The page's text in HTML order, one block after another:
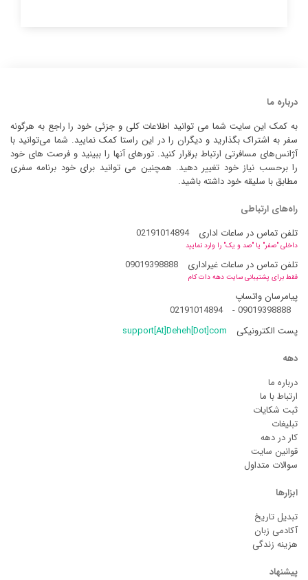
درباره ما
به کمک این سایت شما می توانید اطلاعات کلی و جزئی خود را راجع به هرگونه
سفر به اشتراک بگذارید و دیگران را در این راستا کمک نمایید. شما می‌توانید با
آژانس‌های مسافرتی ارتباط برقرار کنید. تورهای آنها را ببینید و فرصت های خود
را برحسب نیاز خود تغییر دهید. همچنین می توانید برای خود برنامه سفری
مطابق با سلیقه خود داشته باشید.
راه‌های ارتباطی
تلفن تماس در ساعات اداری
02191014894
داخلی "صفر" یا "صد و یک" را وارد نمایید
تلفن تماس در ساعات غیراداری 09019398888
فقط برای پشتیبانی سایت دهه دات کام
پیامرسان واتساپ
09019398888
-
02191014894
پست الکترونیکی
support[At]Deheh[Dot]com
دهه
درباره ما
ارتباط با ما
ثبت شکایات
تبلیغات
کار در دهه
قوانین سایت
سوالات متداول
ابزارها
تبدیل تاریخ
آکادمی زبان
هزینه زندگی
پیشنهاد